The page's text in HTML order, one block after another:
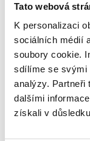
Tato webová
K personalizaci
sociálních médií
soubory cookie.
sdílíme se svými
analýzy. Partneři
dalšími
získali v